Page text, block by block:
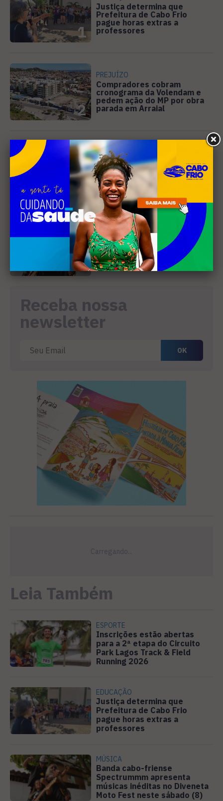
1
Justiça determina que
Prefeitura de Cabo Frio
pague horas extras a
professores
2
PREJUÍZO
Compradores cobram
cronograma da Volendam e
pedem ação do MP por obra
parada em Arraial
3
EVENTOS
Cabo Frio recebe 20ª edição
do Diveneta Moto Fest neste
fim de semana
4
MÚSICA
Banda cabo-friense
Spectrummm apresenta
músicas inéditas no Diveneta
Moto Fest neste sábado (8)
Receba nossa
newsletter
Leia Também
ESPORTE
Inscrições estão abertas
para a 2ª etapa do Circuito
Park Lagos Track & Field
Running 2026
EDUCAÇÃO
Justiça determina que
Prefeitura de Cabo Frio
pague horas extras a
professores
MÚSICA
Banda cabo-friense
Spectrummm apresenta
músicas inéditas no Diveneta
Moto Fest neste sábado (8)